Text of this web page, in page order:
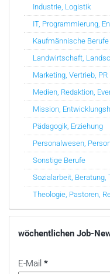
Industrie, Logistik
IT, Programmierung,
Kaufmännische Berufe
Landwirtschaft,
Marketing, Vertrieb, PR
Medien, Redaktion,
Mission,
Pädagogik, Erziehung
Personalwesen,
Sonstige Berufe
Sozialarbeit, Beratung,
Theologie, Pastoren,
wöchentlichen Job-
E-Mail *